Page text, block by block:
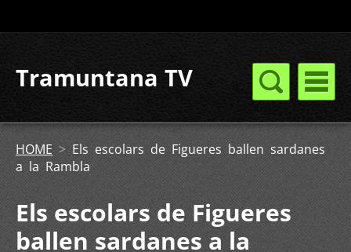
Tramuntana TV
HOME > Els escolars de Figueres ballen sardanes
a la Rambla
Els escolars de Figueres
ballen sardanes a la